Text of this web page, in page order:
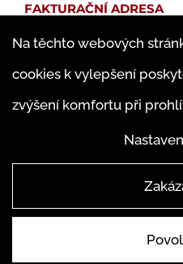
FAKTURAČNÍ ADRESA
Famfulíkova 1143/13
182 00 Praha 8 – Kobylisy
Na těchto webových
cookies k vylepšení
zvýšení komfortu při